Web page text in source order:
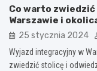
Co warto
Warszawie i
25 stycznia 2024
Wyjazd integracyjny w
zwiedzić stolicę i